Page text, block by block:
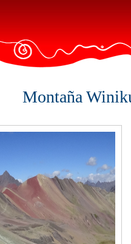
Montaña